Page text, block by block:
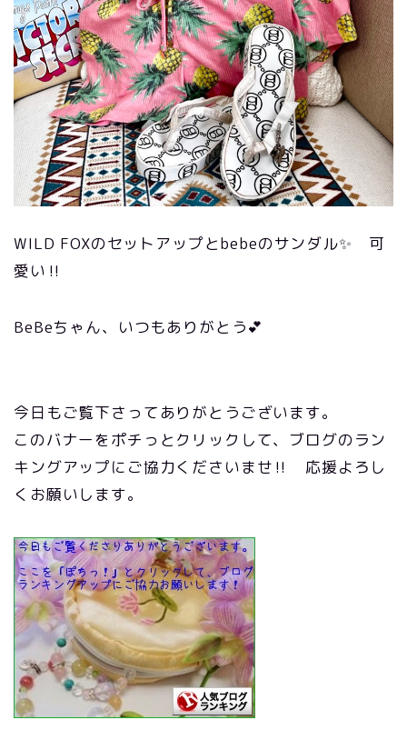
WILD FOXのセットアップとbebeのサンダル✨ 可
愛い‼️
BeBeちゃん、いつもありがとう💕
今日もご覧下さってありがとうございます。
このバナーをポチっとクリックして、ブログのラン
キングアップにご協力くださいませ‼ 応援よろし
くお願いします。